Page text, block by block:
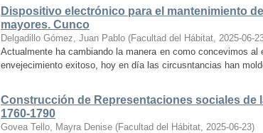
Dispositivo electrónico para el mantenimiento
mayores. Cunco
Delgadillo Gómez, Juan Pablo (Facultad del Hábitat, 2025-06-
Actualmente ha cambiando la manera en como concevimos
envejecimiento exitoso, hoy en día las circusntancias han
Construcción de Representaciones sociales de
1760-1790
Govea Tello, Mayra Denise (Facultad del Hábitat, 2025-06-23)